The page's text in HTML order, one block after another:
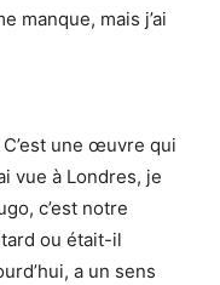
manque, mais j’ai
C’est une œuvre qui
vue à Londres, je
c’est notre
ou était-il
a un sens